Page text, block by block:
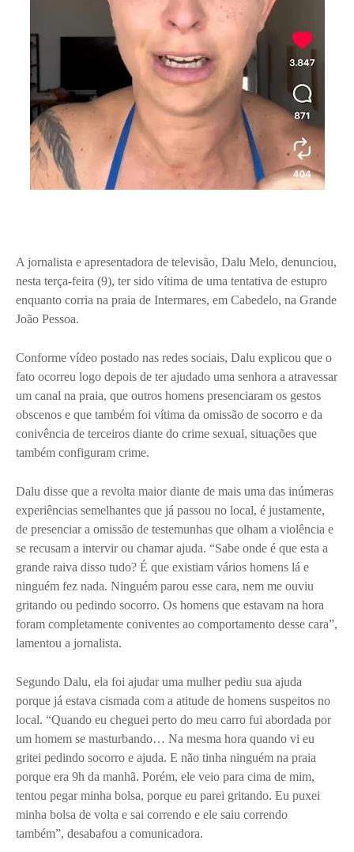
A jornalista e apresentadora de televisão, Dalu Melo, denunciou,
nesta terça-feira (9), ter sido vítima de uma tentativa de estupro
enquanto corria na praia de Intermares, em Cabedelo, na Grande
João Pessoa.
Conforme vídeo postado nas redes sociais, Dalu explicou que o
fato ocorreu logo depois de ter ajudado uma senhora a atravessar
um canal na praia, que outros homens presenciaram os gestos
obscenos e que também foi vítima da omissão de socorro e da
conivência de terceiros diante do crime sexual, situações que
também configuram crime.
Dalu disse que a revolta maior diante de mais uma das inúmeras
experiências semelhantes que já passou no local, é justamente,
de presenciar a omissão de testemunhas que olham a violência e
se recusam a intervir ou chamar ajuda. “Sabe onde é que esta a
grande raiva disso tudo? É que existiam vários homens lá e
ninguém fez nada. Ninguém parou esse cara, nem me ouviu
gritando ou pedindo socorro. Os homens que estavam na hora
foram completamente coniventes ao comportamento desse cara”,
lamentou a jornalista.
Segundo Dalu, ela foi ajudar uma mulher pediu sua ajuda
porque já estava cismada com a atitude de homens suspeitos no
local. “Quando eu cheguei perto do meu carro fui abordada por
um homem se masturbando… Na mesma hora quando vi eu
gritei pedindo socorro e ajuda. E não tinha ninguém na praia
porque era 9h da manhã. Porém, ele veio para cima de mim,
tentou pegar minha bolsa, porque eu parei gritando. Eu puxei
minha bolsa de volta e sai correndo e ele saiu correndo
também”, desabafou a comunicadora.